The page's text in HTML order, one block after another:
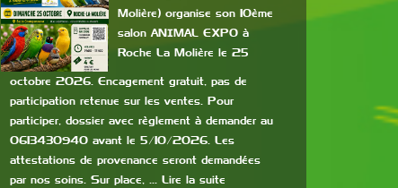
Molière) organise son 10ème
salon ANIMAL EXPO à
Roche La Molière le 25
octobre 2026. Encagement gratuit, pas de
participation retenue sur les ventes. Pour
participer, dossier avec règlement à demander au
0613430940 avant le 5/10/2026. Les
attestations de provenance seront demandées
par nos soins. Sur place, … Lire la suite
les éleveurs, le
17h.